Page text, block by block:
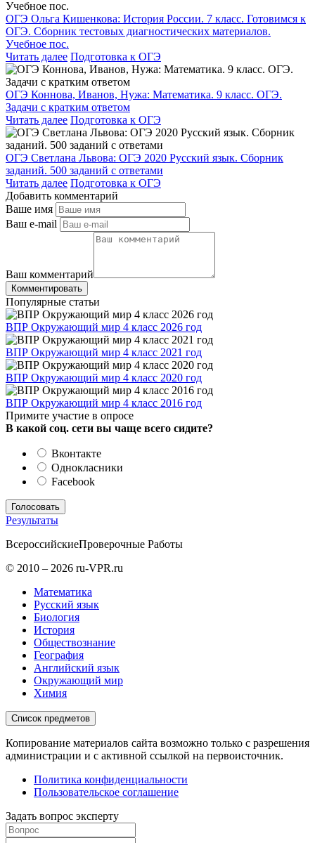
ОГЭ Ольга Кишенкова: История России. 7 класс. Готовимся к
ОГЭ. Сборник тестовых диагностических материалов.
Учебное пос.
Читать далее Подготовка к ОГЭ
ОГЭ Коннова, Иванов, Нужа: Математика. 9 класс. ОГЭ.
Задачи с кратким ответом
Читать далее Подготовка к ОГЭ
ОГЭ Светлана Львова: ОГЭ 2020 Русский язык. Сборник
заданий. 500 заданий с ответами
Читать далее Подготовка к ОГЭ
Добавить комментарий
Ваше имя
Ваш e-mail
Ваш комментарий
Комментировать
Популярные статьи
ВПР Окружающий мир 4 класс 2026 год
ВПР Окружающий мир 4 класс 2021 год
ВПР Окружающий мир 4 класс 2020 год
ВПР Окружающий мир 4 класс 2016 год
Примите участие в опросе
В какой соц. сети вы чаще всего сидите?
Вконтакте
Однокласники
Facebook
Результаты
ВсероссийскиеПроверочные Работы
© 2010 – 2026 ru-VPR.ru
Математика
Русский язык
Биология
История
Обществознание
География
Английский язык
Окружающий мир
Химия
Список предметов
Копирование материалов сайта возможно только с разрешения
администрации и с активной ссылкой на первоисточник.
Политика конфиденциальности
Пользовательское соглашение
Задать вопрос эксперту